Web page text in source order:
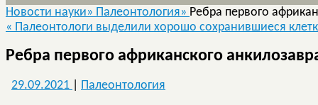
Новости науки» Палеонтология» Ребра первого
« Палеонтологи выделили хорошо сохранившиеся
Ребра первого африканского
29.09.2021 Палеонтология